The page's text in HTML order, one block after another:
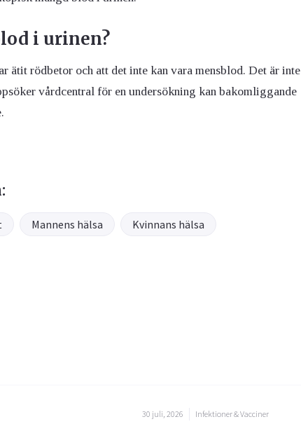
i urinen?
ätit rödbetor och att det inte kan vara mensblod. Det är inte
vårdcentral för en undersökning kan bakomliggande
Mannens hälsa Kvinnans hälsa
30 juli, 2026 Infektioner & Vacciner